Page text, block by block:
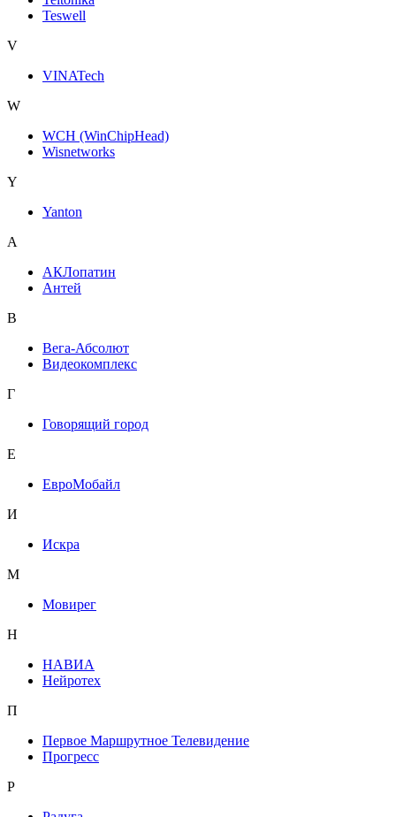
Teswell
V
VINATech
W
WCH (WinChipHead)
Wisnetworks
Y
Yanton
А
АКЛопатин
Антей
В
Вега-Абсолют
Видеокомплекс
Г
Говорящий город
Е
ЕвроМобайл
И
Искра
М
Мовирег
Н
НАВИА
Нейротех
П
Первое Маршрутное Телевидение
Прогресс
Р